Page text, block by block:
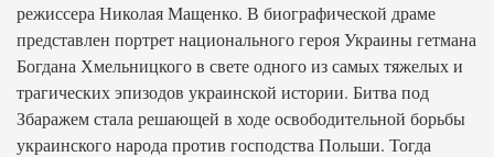
режиссера Николая Мащенко. В биографической драме
представлен портрет национального героя Украины гетмана
Богдана Хмельницкого в свете одного из самых тяжелых и
трагических эпизодов украинской истории. Битва под
Збаражем стала решающей в ходе освободительной борьбы
украинского народа против господства Польши. Тогда